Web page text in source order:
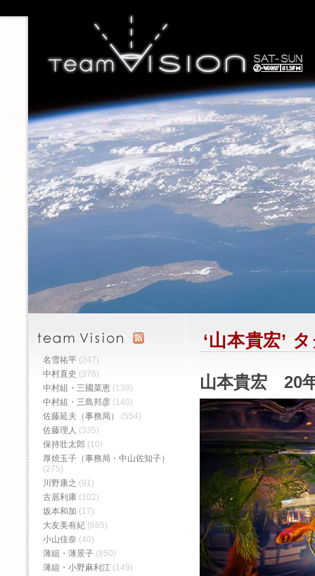
‘山本貴宏’
山本貴宏 20
名雪祐平 (247)
中村直史 (376)
中村組・三國菜恵 (139)
中村組・三島邦彦 (140)
佐藤延夫（事務局）
(554)
佐藤理人 (335)
保持壮太郎 (10)
厚焼玉子（事務局・中山佐知子）
(275)
川野康之 (91)
古居利康 (102)
坂本和加 (17)
大友美有紀 (685)
小山佳奈 (40)
薄組・薄景子 (850)
薄組・小野麻利江 (149)